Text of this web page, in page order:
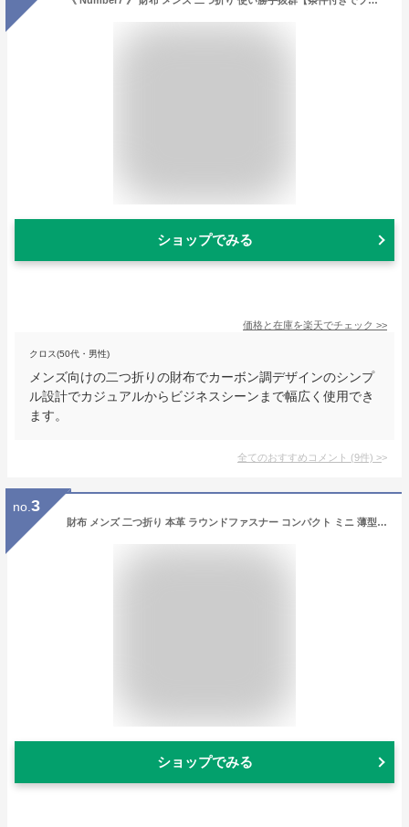
ショップでみる
価格と在庫を楽天でチェック >>
クロス(50代・男性)
メンズ向けの二つ折りの財布でカーボン調デザインのシンプ
ル設計でカジュアルからビジネスシーンまで幅広く使用でき
ます。
全てのおすすめコメント (9件) >
no. 3
財布 メンズ 二つ折り 本革 ラウンドファスナー コンパクト ミニ 薄型 大容量 折りたたみ 男性 ICカード対応 高級感 上品 カード 小銭入れ とりやすい たくさん入る 大きく開く 膨らまない ギフト プレゼント 30代 40代 50代 60代 エクスビータ Xviita
ショップでみる